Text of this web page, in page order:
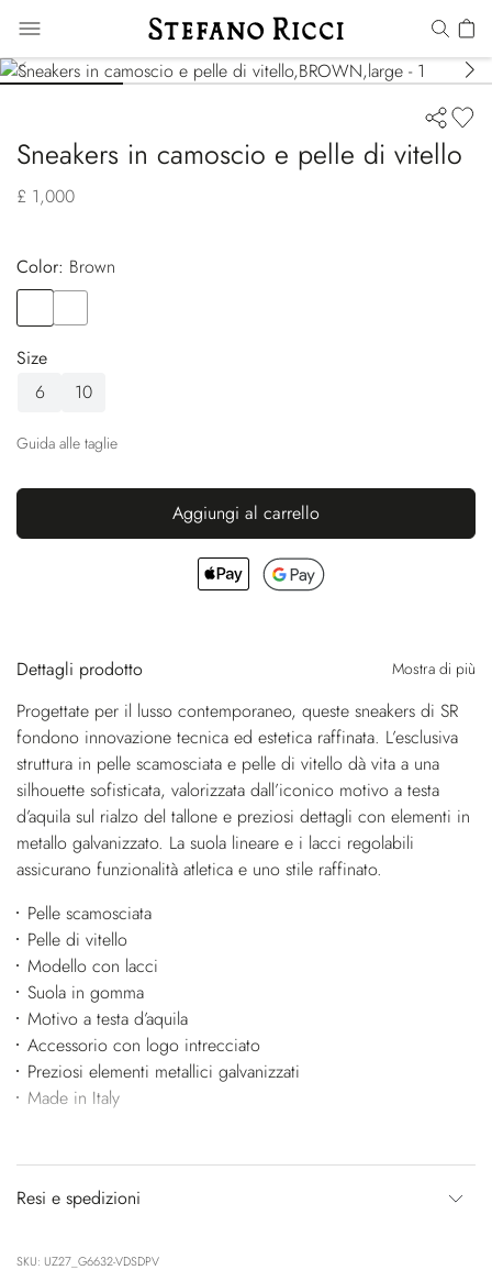
Sneakers in camoscio e pelle di vitello
£ 1,000
Color:
brown
Size
6
10
Guida alle taglie
Aggiungi al carrello
Dettagli prodotto Mostra di più
Progettate per il lusso contemporaneo, queste sneakers di SR
fondono innovazione tecnica ed estetica raffinata. L’esclusiva
struttura in pelle scamosciata e pelle di vitello dà vita a una
silhouette sofisticata, valorizzata dall’iconico motivo a testa
d’aquila sul rialzo del tallone e preziosi dettagli con elementi in
metallo galvanizzato. La suola lineare e i lacci regolabili
assicurano funzionalità atletica e uno stile raffinato.
Pelle scamosciata
Pelle di vitello
Modello con lacci
Suola in gomma
Motivo a testa d’aquila
Accessorio con logo intrecciato
Preziosi elementi metallici galvanizzati
Made in Italy
Resi e spedizioni
SKU: UZ27_G6632-VDSDPV